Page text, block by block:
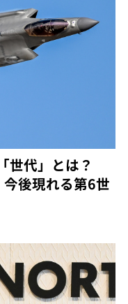
世代」とは？
後現れる第6世